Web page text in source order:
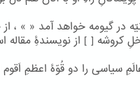
در گیومه خواهد آمد « » ،
سیاسی را دو قُوّۀ اعظمِ اَقوم